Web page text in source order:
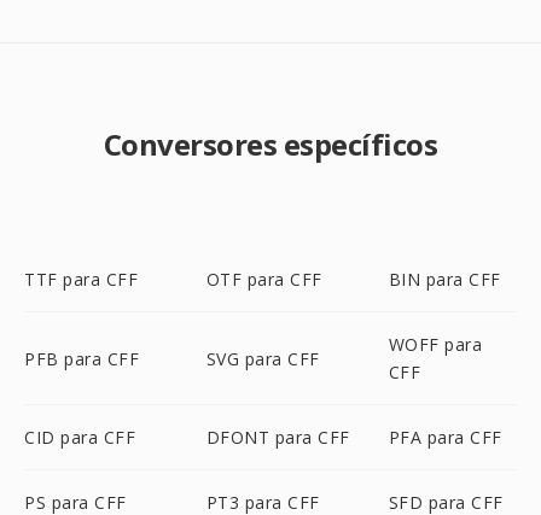
Conversores específicos
TTF para CFF OTF para CFF BIN para CFF
PFB para CFF SVG para CFF
WOFF para
CFF
CID para CFF DFONT para CFF PFA para CFF
PS para CFF PT3 para CFF SFD para CFF